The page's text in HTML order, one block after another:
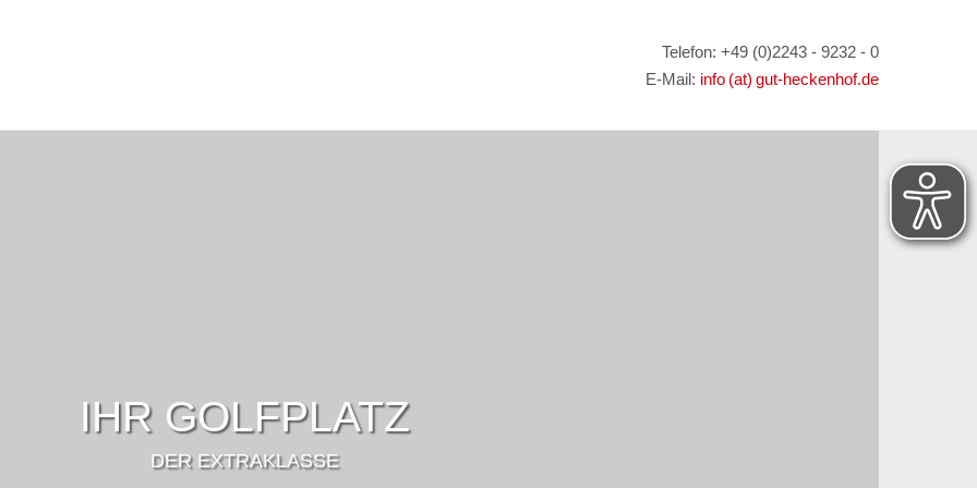
Telefon: +49 (0)2243 - 9232 - 0
E-Mail: info (at) gut-heckenhof.de
IHR GOLFPLATZ
DER EXTRAKLASSE